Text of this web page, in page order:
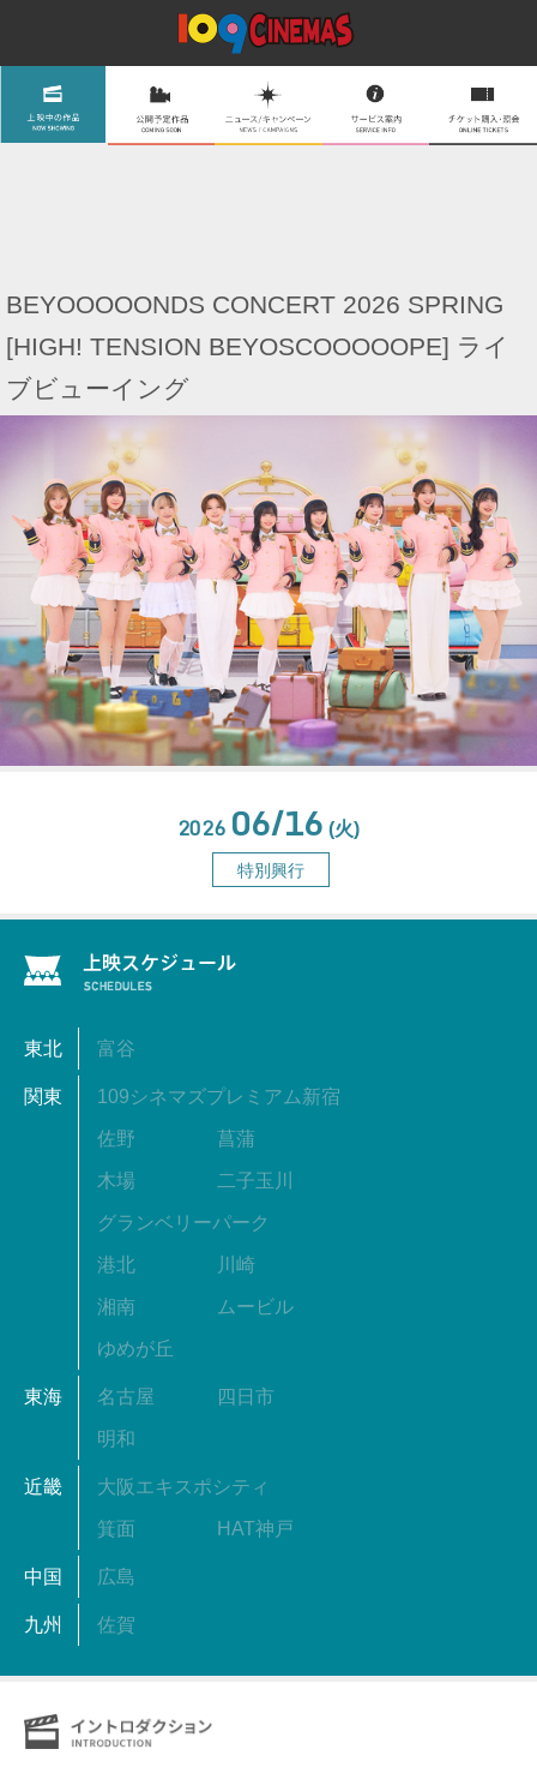
BEYOOOOONDS CONCERT 2026 SPRING
[HIGH! TENSION BEYOSCOOOOOPE] ライ
ブビューイング
2026 06/16 (火)
特別興行
東北 富谷
関東 109シネマズプレミアム新宿
佐野 菖蒲
木場 二子玉川
グランベリーパーク
港北 川崎
湘南 ムービル
ゆめが丘
東海 名古屋 四日市
明和
近畿 大阪エキスポシティ
箕面 HAT神戸
中国 広島
九州 佐賀